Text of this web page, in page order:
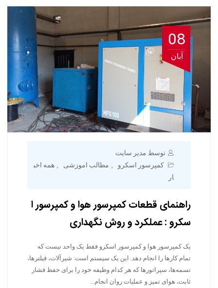
08
آبان
توسط مدیر سایت
کمپرسور اسکرو
, مطالب اموزشی , همه اخب
ار
راهنمای قطعات کمپرسور هوا و کمپرسور ا
سکرو : عملکرد و روش نگهداری
یک کمپرسور هوا و کمپرسور اسکرو فقط یک واحد نیست که
تمام کارها را انجام دهد. این یک سیستم است: شیرآلات، فیلترها،
تسمه‌ها، سپراتورها که هر کدام وظیفه خود را برای حفظ فشار
ثابت، هوای تمیز و عملیات روان انجام…